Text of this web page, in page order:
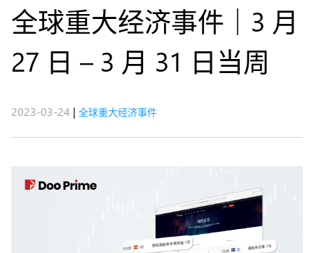
全球重大经济事件｜3 月
27 日 – 3 月 31 日当周
2023-03-24 | 全球重大经济事件